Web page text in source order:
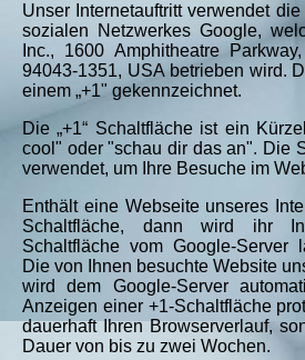
Unser Internetauftritt verwendet die
sozialen Netzwerkes Google,
Inc., 1600 Amphitheatre
94043-1351, USA betrieben wird.
einem „+1" gekennzeichnet.
Die „+1“ Schaltfläche ist ein
cool" oder "schau dir das an". Die
verwendet, um Ihre Besuche im
Enthält eine Webseite unseres
Schaltfläche, dann wird ihr
Schaltfläche vom Google-Server
Die von Ihnen besuchte Website
wird dem Google-Server
Anzeigen einer +1-Schaltfläche
dauerhaft Ihren Browserverlauf,
Dauer von bis zu zwei Wochen.